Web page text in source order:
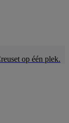
op één plek.